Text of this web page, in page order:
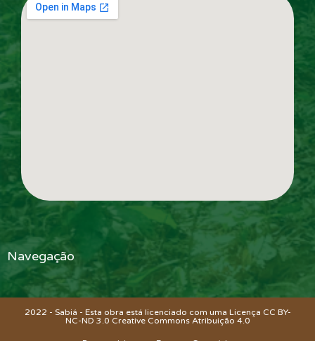
Navegação
2022 - Sabiá - Esta obra está licenciado com uma Licença CC BY-
NC-ND 3.0 Creative Commons Atribuição 4.0